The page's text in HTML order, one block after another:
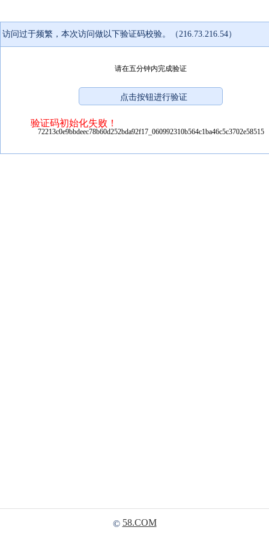
访问过于频繁，本次访问做以下验证码校验。（216.73.216.54）
请在五分钟内完成验证
验证码初始化失败！
72213c0e9bbdeec78b60d252bda92f17_060992310b564c1ba46c5c3702e58515
© 58.COM